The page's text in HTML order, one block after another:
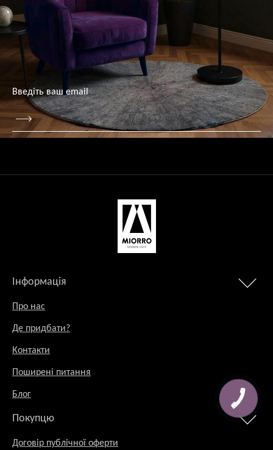
Інформація
Про нас
Де придбати?
Контакти
Поширені питання
Блог
Покупцю
Договір публічної оферти